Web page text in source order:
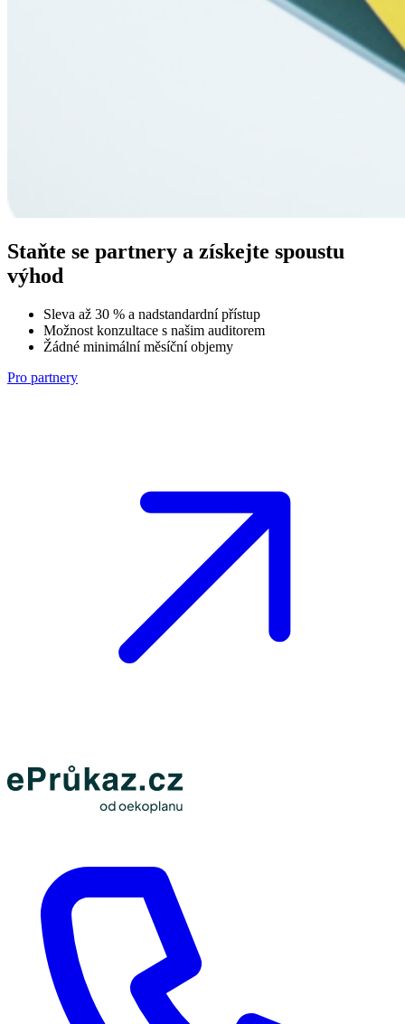
Staňte se partnery a získejte spoustu
výhod
Sleva až 30 % a nadstandardní přístup
Možnost konzultace s našim auditorem
Žádné minimální měsíční objemy
Pro partnery